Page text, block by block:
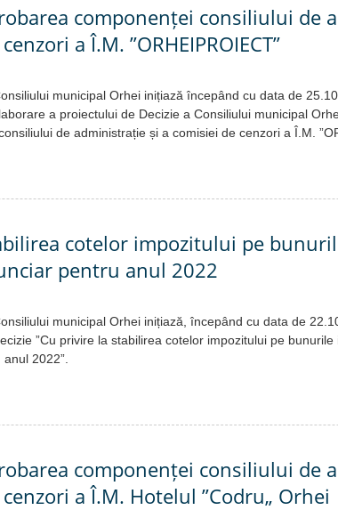
componenței consiliului de
a Î.M. ”ORHEIPROIECT”
municipal Orhei inițiază începând cu data de
a proiectului de Decizie a Consiliului municipal
de administrație și a comisiei de cenzori a Î.M.
cotelor impozitului pe
pentru anul 2022
municipal Orhei inițiază, începând cu data de
”Cu privire la stabilirea cotelor impozitului pe bunurile
2022”.
componenței consiliului de
a Î.M. Hotelul ”Codru„ Orhei